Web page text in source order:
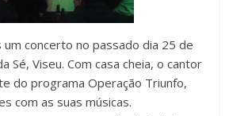
um concerto no passado dia 25 de
Sé, Viseu. Com casa cheia, o cantor
do programa Operação Triunfo,
com as suas músicas.